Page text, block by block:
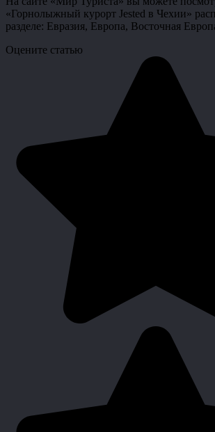
«Горнолыжный курорт Jested в Чехии»
разделе: Евразия, Европа, Восточная
Оцените статью